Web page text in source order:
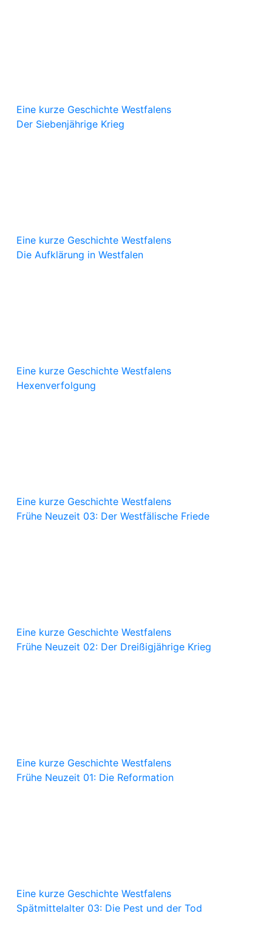
Eine kurze Geschichte Westfalens
Der Siebenjährige Krieg
Eine kurze Geschichte Westfalens
Die Aufklärung in Westfalen
Eine kurze Geschichte Westfalens
Hexenverfolgung
Eine kurze Geschichte Westfalens
Frühe Neuzeit 03: Der Westfälische Friede
Eine kurze Geschichte Westfalens
Frühe Neuzeit 02: Der Dreißigjährige Krieg
Eine kurze Geschichte Westfalens
Frühe Neuzeit 01: Die Reformation
Eine kurze Geschichte Westfalens
Spätmittelalter 03: Die Pest und der Tod